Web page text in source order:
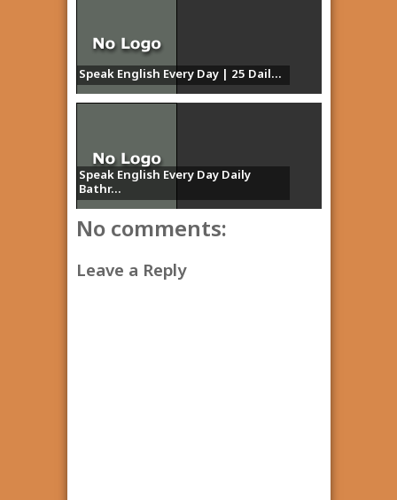
Speak English Every Day | 25 Dail...
Speak English Every Day Daily
Bathr...
No comments:
Leave a Reply